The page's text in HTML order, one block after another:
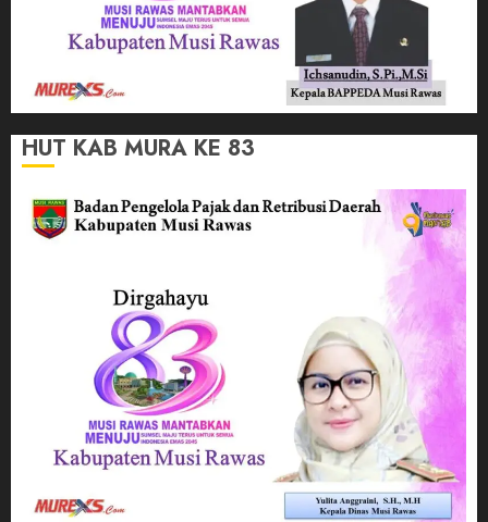
HUT KAB MURA KE 83